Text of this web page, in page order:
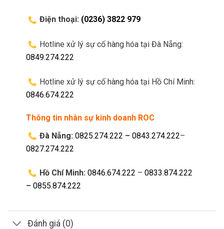
Điện thoại: (0236) 3822 979
Hotline xử lý sự cố hàng hóa tại Đà Nẵng:
0849.274.222
Hotline xử lý sự cố hàng hóa tại Hồ Chí Minh:
0846.674.222
Thông tin nhân sự kinh doanh ROC
Đà Nẵng: 0825.274.222 – 0843.274.222–
0827.274.222
Hồ Chí Minh: 0846.674.222 – 0833.874.222
– 0855.874.222
Đánh giá (0)